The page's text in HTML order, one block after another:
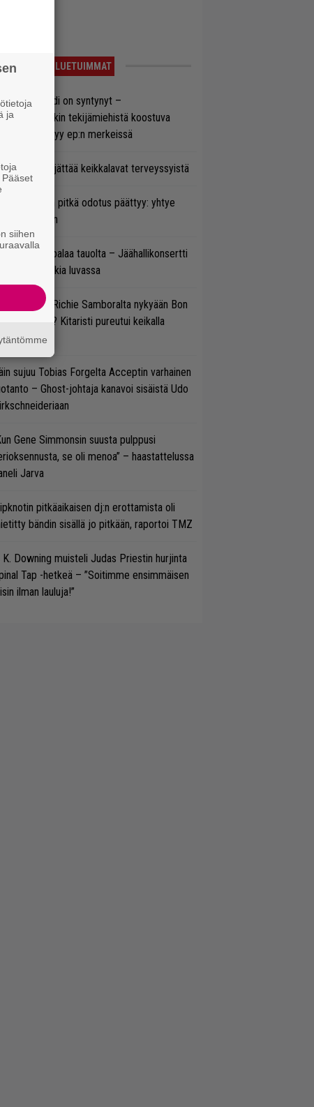
LUETUIMMAT
superbändi on syntynyt –
tekijämiehistä koostuva
esittäytyy ep:n merkeissä
Hughes jättää keikkalavat terveyssyistä
fanien pitkä odotus päättyy: yhtye
Suomeen
Channel palaa tauolta – Jäähallikonsertti
uutta musiikkia luvassa
sujuvat Richie Samboralta nykyään Bon
-hommat? Kitaristi pureutui keikalla
hittiin
sujuu Tobias Forgelta Acceptin varhainen
– Ghost-johtaja kanavoi sisäistä Udo
Gene Simmonsin suusta pulppusi
se oli menoa” – haastattelussa
Jarva
pitkäaikaisen dj:n erottamista oli
bändin sisällä jo pitkään, raportoi TMZ
K. Downing muisteli Judas Priestin hurjinta
Tap -hetkeä – ”Soitimme ensimmäisen
ilman lauluja!”
ja
siihen